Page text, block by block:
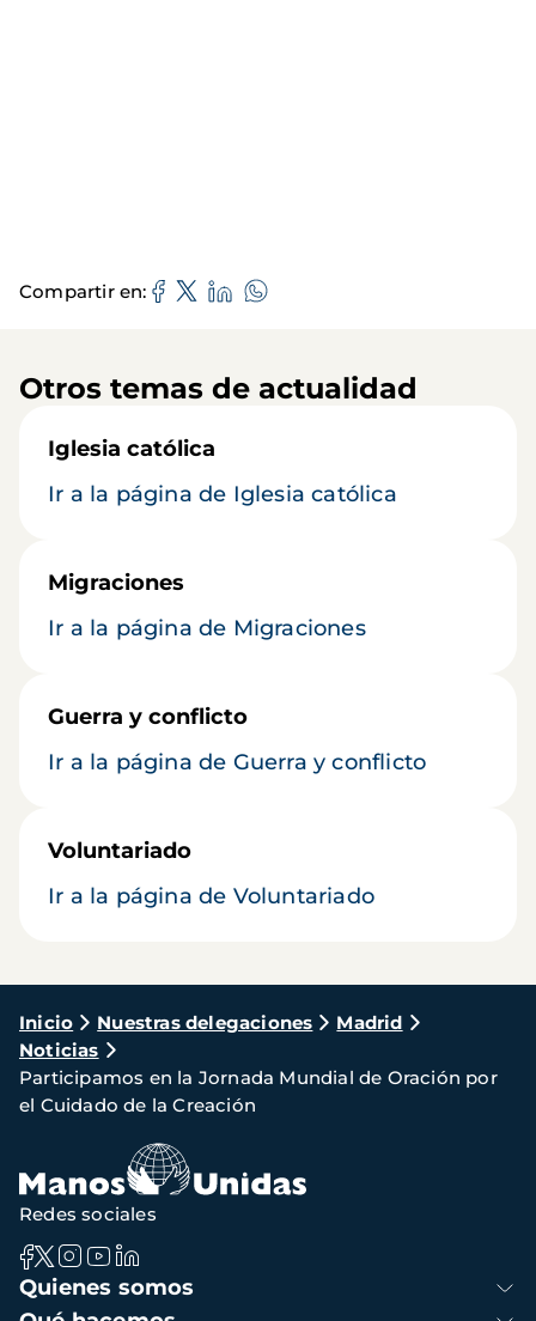
Compartir en
Otros temas de actualidad
Iglesia católica
Ir a la página de Iglesia católica
Migraciones
Ir a la página de Migraciones
Guerra y conflicto
Ir a la página de Guerra y conflicto
Voluntariado
Ir a la página de Voluntariado
Ruta
de
navegación
Inicio Nuestras delegaciones
Madrid
Noticias
Participamos en la Jornada Mundial de Oración por
el Cuidado de la Creación
Navegación
principal
Quienes somos
Redes sociales